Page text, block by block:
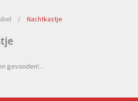
/ Nachtkastje
gevonden!...